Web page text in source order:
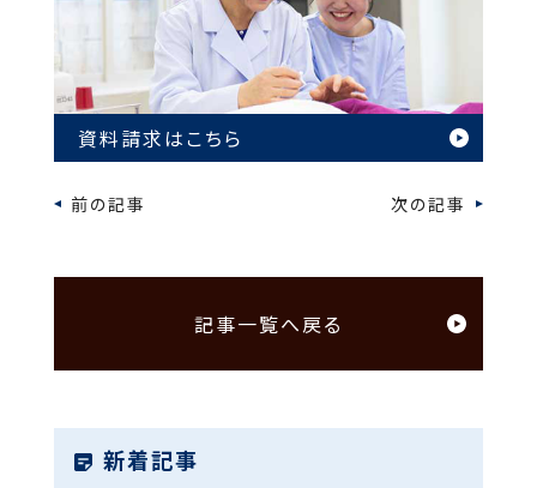
資料請求はこちら
前の記事 次の記事
記事一覧へ戻る
新着記事